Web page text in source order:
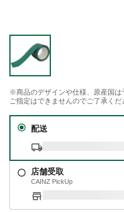
※商品のデザインや仕様、原産国は
ご指定はできませんのでご了承くだ
配送
店舗受取
CAINZ PickUp